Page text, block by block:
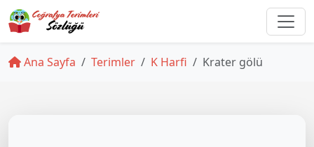
Ana Sayfa Terimler K Harfi Krater gölü